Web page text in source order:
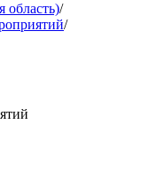
область)/
/